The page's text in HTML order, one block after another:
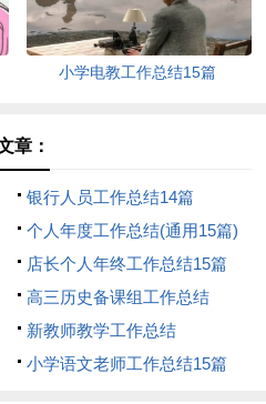
小学电教工作总结15篇
章：
银行人员工作总结14篇
个人年度工作总结(通用15篇)
店长个人年终工作总结15篇
高三历史备课组工作总结
新教师教学工作总结
小学语文老师工作总结15篇